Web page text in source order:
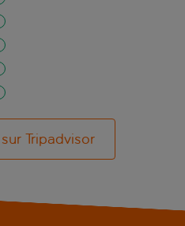
Tripadvisor